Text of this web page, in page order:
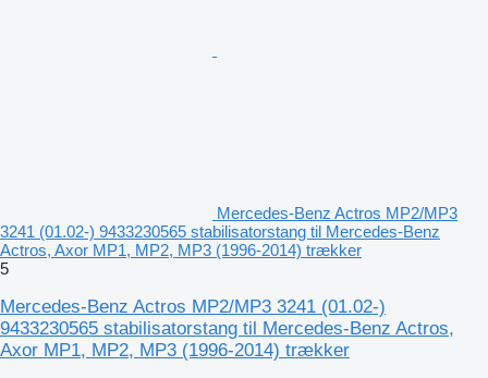
Mercedes-Benz Actros MP2/MP3
3241 (01.02-) 9433230565 stabilisatorstang til Mercedes-Benz
Actros, Axor MP1, MP2, MP3 (1996-2014) trækker
5
Mercedes-Benz Actros MP2/MP3 3241 (01.02-)
9433230565 stabilisatorstang til Mercedes-Benz Actros,
Axor MP1, MP2, MP3 (1996-2014) trækker